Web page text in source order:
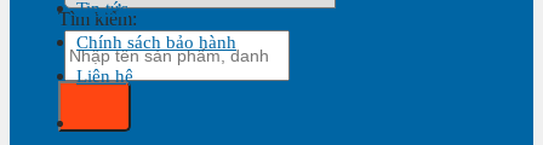
Tìm kiếm:
Tin tức
Chính sách bảo hành
Liên hệ